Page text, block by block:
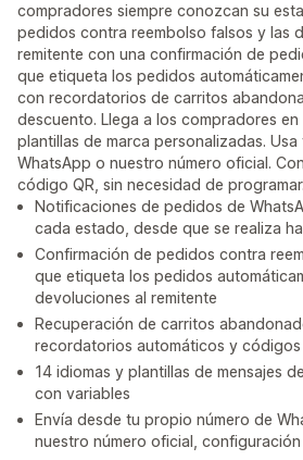
compradores siempre conozcan su
pedidos contra reembolso falsos y las
remitente con una confirmación de
que etiqueta los pedidos
con recordatorios de carritos
descuento. Llega a los compradores en
plantillas de marca personalizadas.
WhatsApp o nuestro número oficial.
código QR, sin necesidad de programar.
Notificaciones de pedidos de
cada estado, desde que se realiza
Confirmación de pedidos contra
que etiqueta los pedidos
devoluciones al remitente
Recuperación de carritos
recordatorios automáticos y
14 idiomas y plantillas de mensajes
con variables
Envía desde tu propio número de
nuestro número oficial,